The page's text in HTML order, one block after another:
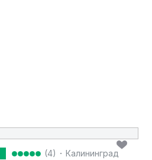
(4) · Калининград